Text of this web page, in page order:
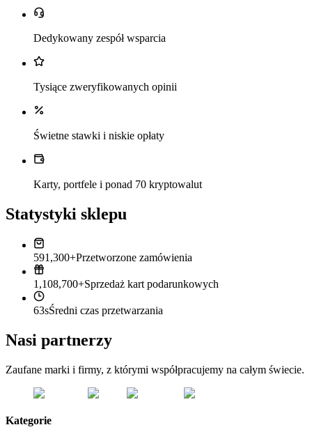
Dedykowany zespół wsparcia
Tysiące zweryfikowanych opinii
Świetne stawki i niskie opłaty
Karty, portfele i ponad 70 kryptowalut
Statystyki sklepu
591,300+Przetworzone zamówienia
1,108,700+Sprzedaż kart podarunkowych
63sŚredni czas przetwarzania
Nasi partnerzy
Zaufane marki i firmy, z którymi współpracujemy na całym świecie.
Kategorie